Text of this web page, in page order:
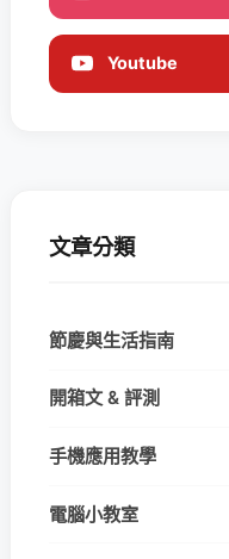
Youtube
文章分類
節慶與生活指南
開箱文 & 評測
手機應用教學
電腦小教室